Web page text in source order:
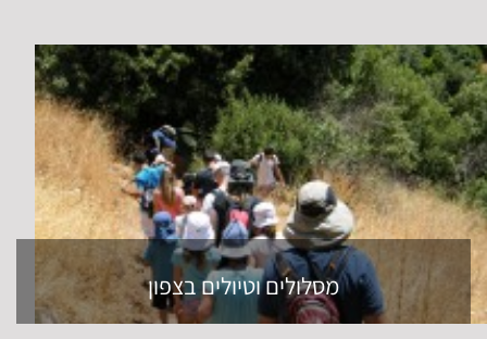
רעיונות לנופש לעובדים